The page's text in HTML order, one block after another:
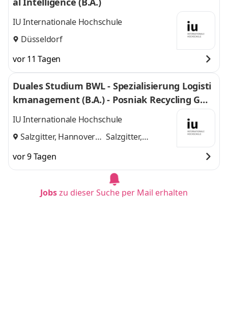
IU Internationale Hochschule
Düsseldorf
vor 11 Tagen
Duales Studium BWL - Spezialisierung Logisti
kmanagement (B.A.) - Posniak Recycling Gmb
H
IU Internationale Hochschule
Salzgitter, Hannover
Salzgitter,
vor 9 Tagen
Jobszu dieser Suche per Mail erhalten